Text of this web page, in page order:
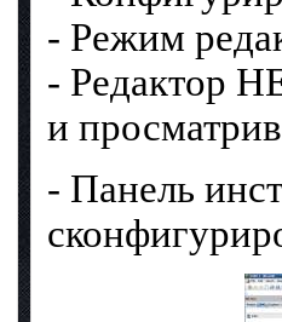
- Режим
- Редактор
и
- Панель